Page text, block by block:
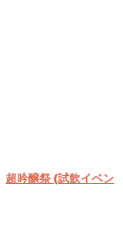
超吟醸祭 (試飲イベン